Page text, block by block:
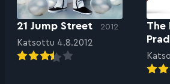
21 Jump Street 2012
Katsottu 4.8.2012
The